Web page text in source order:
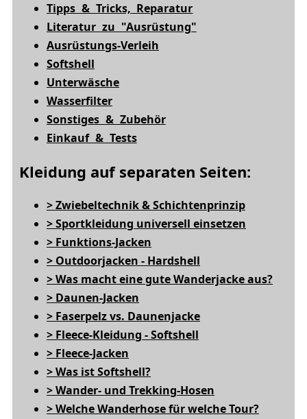
Tipps & Tricks, Reparatur
Literatur zu "Ausrüstung"
Ausrüstungs-Verleih
Softshell
Unterwäsche
Wasserfilter
Sonstiges & Zubehör
Einkauf & Tests
Kleidung auf separaten Seiten:
> Zwiebeltechnik & Schichtenprinzip
> Sportkleidung universell einsetzen
> Funktions-Jacken
> Outdoorjacken - Hardshell
> Was macht eine gute Wanderjacke aus?
> Daunen-Jacken
> Faserpelz vs. Daunenjacke
> Fleece-Kleidung - Softshell
> Fleece-Jacken
> Was ist Softshell?
> Wander- und Trekking-Hosen
> Welche Wanderhose für welche Tour?